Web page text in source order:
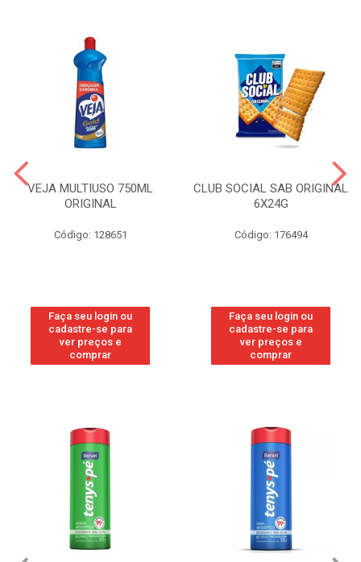
VEJA MULTIUSO 750ML
ORIGINAL
Código: 128651
Faça seu login ou
cadastre-se para
ver preços e
comprar
CLUB SOCIAL SAB ORIGINAL
6X24G
Código: 176494
Faça seu login ou
cadastre-se para
ver preços e
comprar